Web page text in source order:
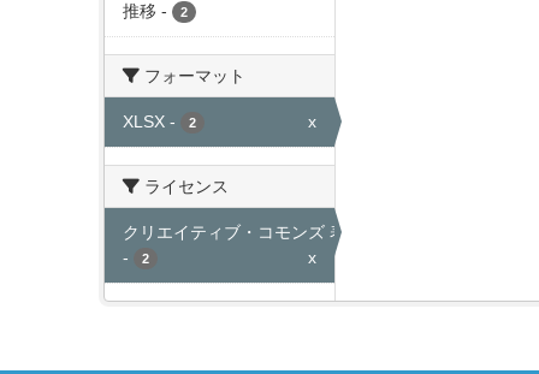
推移 - 2
フォーマット
XLSX - 2 x
ライセンス
クリエイティブ・コモンズ 表示
-
2 x